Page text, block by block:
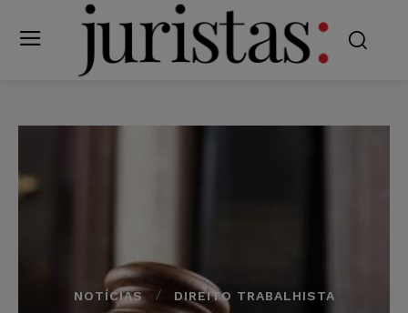
NOTÍCIAS DIREITO TRABALHISTA